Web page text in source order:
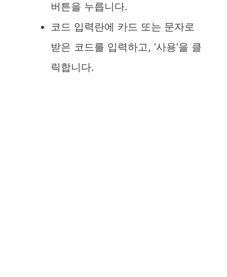
버튼을 누릅니다.
코드 입력란에 카드 또는 문자로
받은 코드를 입력하고, ‘사용’을 클
릭합니다.